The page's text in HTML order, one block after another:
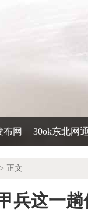
布网 30ok东北网
> 正文
兵这一趟